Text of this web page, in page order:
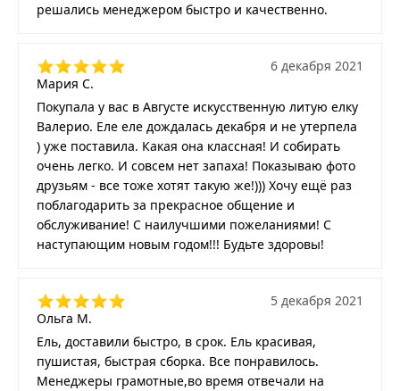
решались менеджером быстро и качественно.
Мария С.
6 декабря 2021
Покупала у вас в Августе искусственную литую елку
Валерио. Еле еле дождалась декабря и не утерпела
) уже поставила. Какая она классная! И собирать
очень легко. И совсем нет запаха! Показываю фото
друзьям - все тоже хотят такую же!))) Хочу ещё раз
поблагодарить за прекрасное общение и
обслуживание! С наилучшими пожеланиями! С
наступающим новым годом!!! Будьте здоровы!
Ольга М.
5 декабря 2021
Ель, доставили быстро, в срок. Ель красивая,
пушистая, быстрая сборка. Все понравилось.
Менеджеры грамотные,во время отвечали на